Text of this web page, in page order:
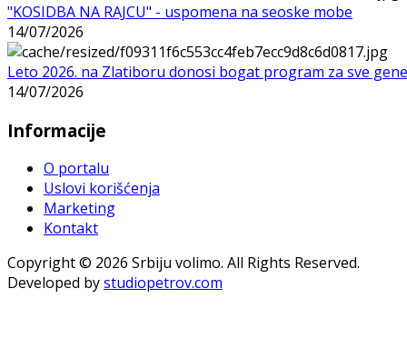
"KOSIDBA NA RAJCU" - uspomena na seoske mobe
14/07/2026
Leto 2026. na Zlatiboru donosi bogat program za sve
14/07/2026
Informacije
O portalu
Uslovi korišćenja
Marketing
Kontakt
Copyright © 2026 Srbiju volimo. All Rights Reserved.
Developed bystudiopetrov.com